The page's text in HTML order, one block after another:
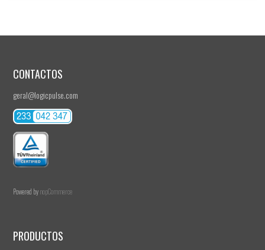
CONTACTOS
geral@logicpulse.com
Powered bynopCommerce
PRODUCTOS